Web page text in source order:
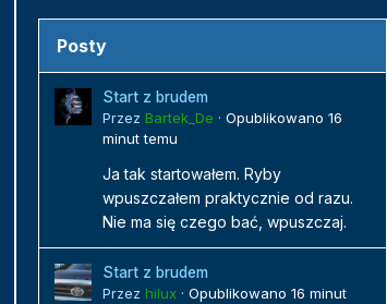
Posty
Start z brudem
Przez Bartek_De · Opublikowano 16
minut temu
Ja tak startowałem. Ryby
wpuszczałem praktycznie od razu.
Nie ma się czego bać, wpuszczaj.
Start z brudem
Przez hilux · Opublikowano 16 minut